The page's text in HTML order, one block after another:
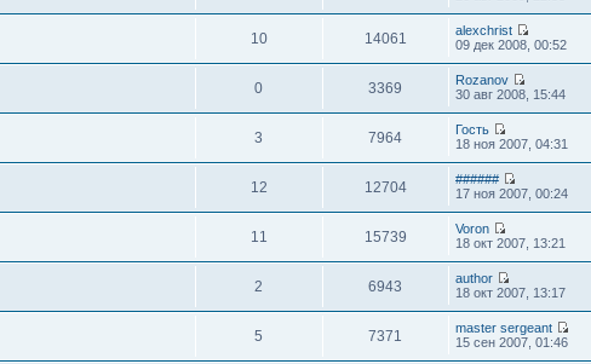
10 14061
alexchrist
09 дек 2008, 00:52
0 3369
Rozanov
30 авг 2008, 15:44
3 7964
Гость
18 ноя 2007, 04:31
12 12704
######
17 ноя 2007, 00:24
11 15739
Voron
18 окт 2007, 13:21
2 6943
author
18 окт 2007, 13:17
5 7371
master sergeant
15 сен 2007, 01:46